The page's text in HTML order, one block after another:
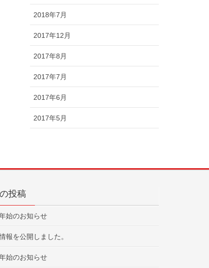
2018年7月
2017年12月
2017年8月
2017年7月
2017年6月
2017年5月
投稿
始のお知らせ
報を公開しました。
始のお知らせ